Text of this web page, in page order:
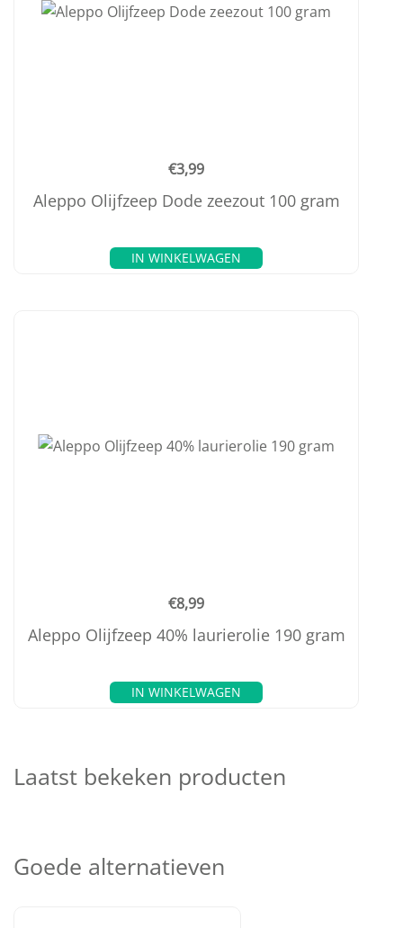
€3,99
Aleppo Olijfzeep Dode zeezout 100 gram
IN WINKELWAGEN
€8,99
Aleppo Olijfzeep 40% laurierolie 190 gram
IN WINKELWAGEN
Laatst bekeken producten
Goede alternatieven